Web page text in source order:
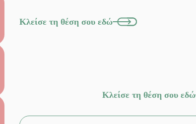
Κλείσε τη θέση σου εδώ
Κλείσε τη θέση σου εδώ